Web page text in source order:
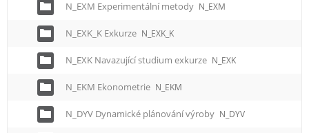
N_EXM Experimentální metody N_EXM
N_EXK_K Exkurze N_EXK_K
N_EXK Navazující studium exkurze N_EXK
N_EKM Ekonometrie N_EKM
N_DYV Dynamické plánování výroby N_DYV